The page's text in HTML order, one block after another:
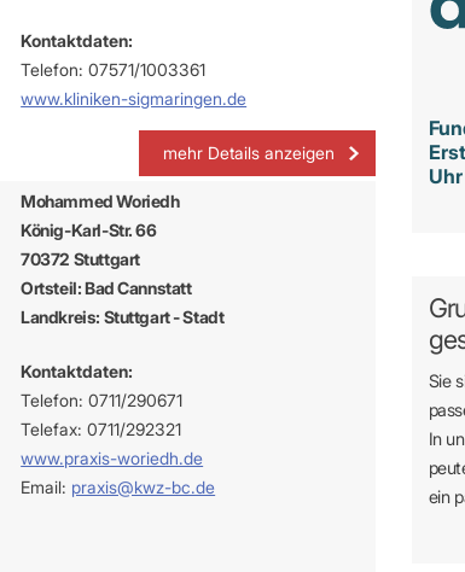
Kontaktdaten:
Telefon: 07571/1003361
www.kliniken-sigmaringen.de
mehr Details anzeigen
Mohammed Woriedh
König-Karl-Str. 66
70372 Stuttgart
Ortsteil: Bad Cannstatt
Landkreis: Stuttgart - Stadt
Kontaktdaten:
Telefon: 0711/290671
Telefax: 0711/292321
www.praxis-woriedh.de
Email: praxis@kwz-bc.de
Uhr
Sie
In
ein